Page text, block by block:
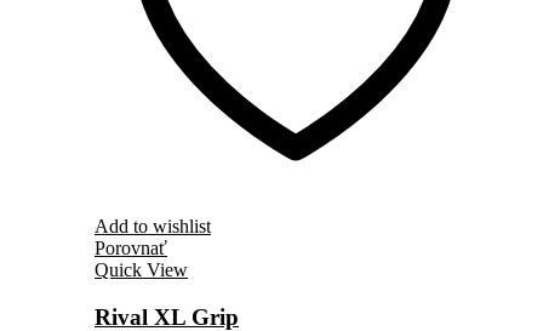
Add to wishlist
Porovnať
Quick View
Rival XL Grip